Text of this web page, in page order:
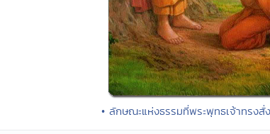
• ลักษณะแห่งธรรมที่พระพุทธเจ้าทรงสั่